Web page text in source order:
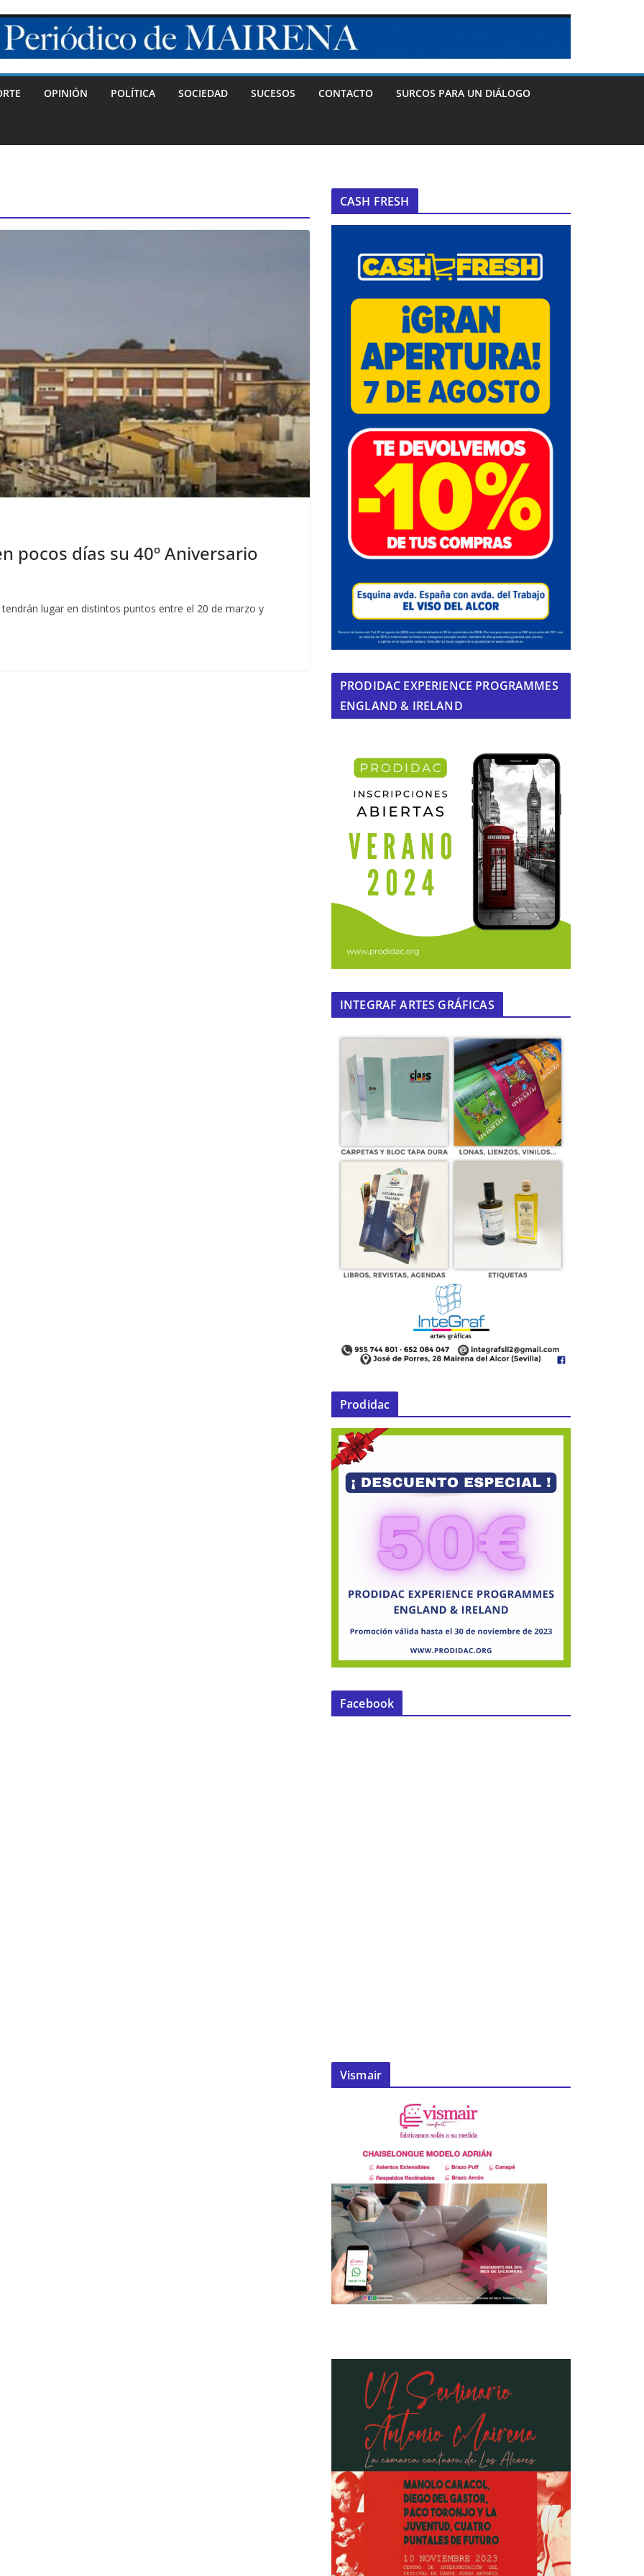
OPINIÓN POLÍTICA SOCIEDAD SUCESOS CONTACTO SURCOS PARA UN DIÁLOGO
pocos días su 40º Aniversario
lugar en distintos puntos entre el 20 de marzo y
CASH FRESH
PRODIDAC EXPERIENCE PROGRAMMES
ENGLAND & IRELAND
INTEGRAF ARTES GRÁFICAS
Prodidac
Facebook
Vismair